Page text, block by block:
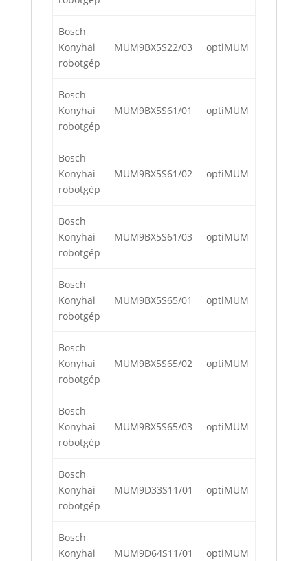
Bosch
Konyhai
robotgép
MUM9BX5S22/03 optiMUM
Bosch
Konyhai
robotgép
MUM9BX5S61/01 optiMUM
Bosch
Konyhai
robotgép
MUM9BX5S61/02 optiMUM
Bosch
Konyhai
robotgép
MUM9BX5S61/03 optiMUM
Bosch
Konyhai
robotgép
MUM9BX5S65/01 optiMUM
Bosch
Konyhai
robotgép
MUM9BX5S65/02 optiMUM
Bosch
Konyhai
robotgép
MUM9BX5S65/03 optiMUM
Bosch
Konyhai
robotgép
MUM9D33S11/01 optiMUM
Bosch
Konyhai
MUM9D64S11/01 optiMUM